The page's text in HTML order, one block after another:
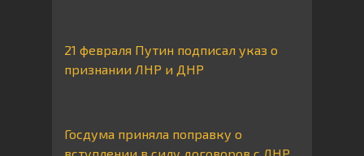
21 февраля Путин подписал указ о
признании ЛНР и ДНР
Госдума приняла поправку о